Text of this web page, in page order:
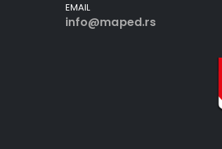
EMAIL
info@maped.rs